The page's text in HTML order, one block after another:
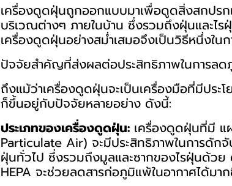
เครื่องดูดฝุ่นถูกออกแบบมาเพื่อดูดสิ่งสกปร
บริเวณต่างๆ ภายในบ้าน ซึ่งรวมถึงฝุ่นและไ
เครื่องดูดฝุ่นอย่างสม่ำเสมอจึงเป็นวิธีหนึ่งใ
ปัจจัยสำคัญที่ส่งผลต่อประสิทธิภาพในการล
ถึงแม้ว่าเครื่องดูดฝุ่นจะเป็นเครื่องมือที่มีประ
ก็ขึ้นอยู่กับปัจจัยหลายอย่าง ดังนี้:
ประเภทของเครื่องดูดฝุ่น: เครื่องดูดฝุ่นที่มี แ
Particulate Air) จะมีประสิทธิภาพในการดัก
ฝุ่นทั่วไป ซึ่งรวมถึงมูลและซากของไรฝุ่นด้ว
HEPA จะช่วยลดสารก่อภูมิแพ้ในอากาศได้มา